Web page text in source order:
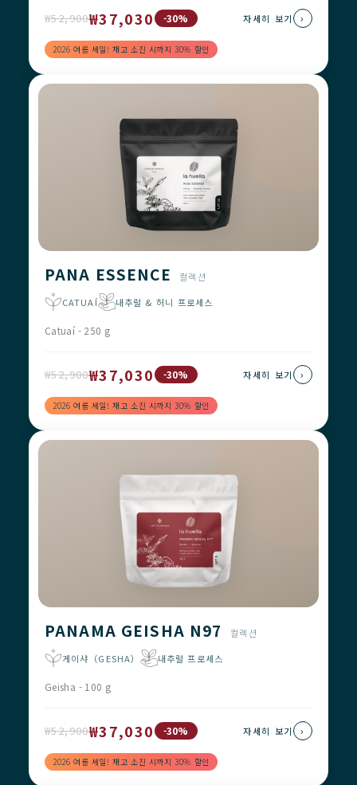
₩52,900₩37,030 -30%
2026 여름 세일! 재고 소진 시까지 30% 할인
자세히 보기 ›
PANA ESSENCE
컬렉션
CATUAÍ
내추럴 & 허니 프로세스
Catuaí - 250 g
₩52,900₩37,030 -30%
2026 여름 세일! 재고 소진 시까지 30% 할인
자세히 보기 ›
PANAMA GEISHA N97
컬렉션
게이샤（GESHA）
내추럴 프로세스
Geisha - 100 g
₩52,900₩37,030 -30%
2026 여름 세일! 재고 소진 시까지 30% 할인
자세히 보기 ›